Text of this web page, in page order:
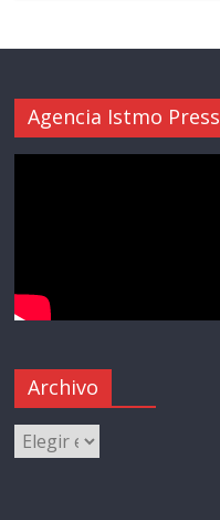
Agencia Istmo Press
Archivo